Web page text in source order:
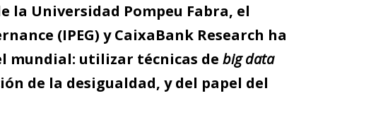
la Universidad Pompeu Fabra, el
(IPEG) y CaixaBank Research ha
mundial: utilizar técnicas de big data
de la desigualdad, y del papel del